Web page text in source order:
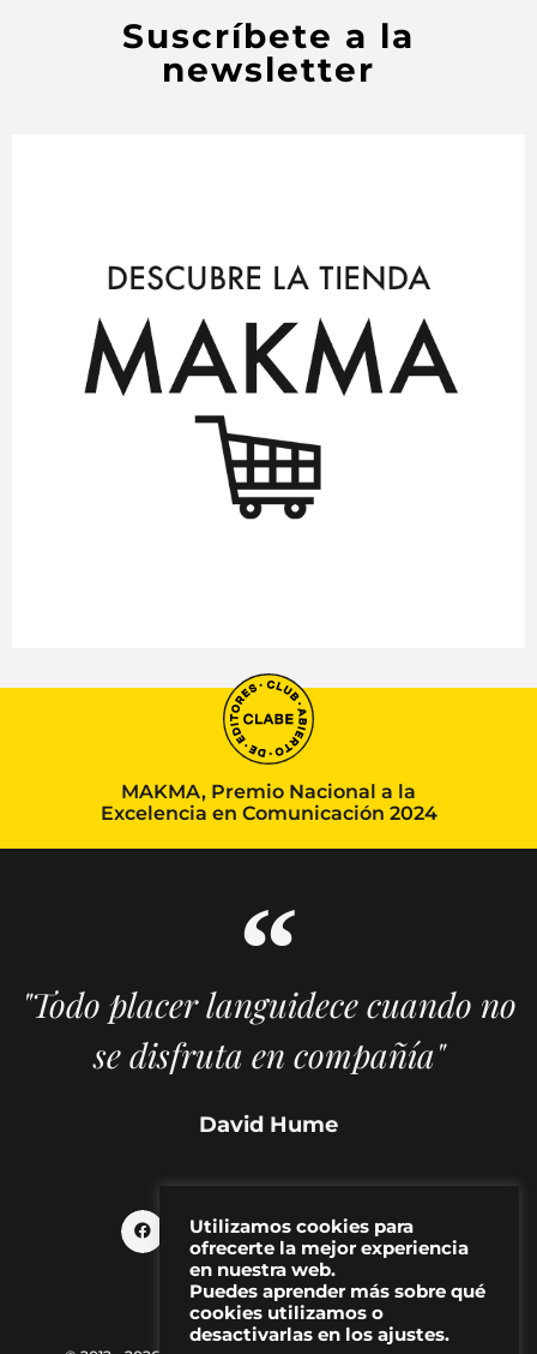
Suscríbete a la
newsletter
MAKMA, Premio Nacional a la
Excelencia en Comunicación 2024
"Todo placer languidece cuando no
se disfruta en compañía"
David Hume
Utilizamos cookies para
ofrecerte la mejor experiencia
en nuestra web.
Puedes aprender más sobre qué
cookies utilizamos o
desactivarlas en los ajustes.